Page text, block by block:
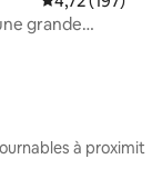
grande
à